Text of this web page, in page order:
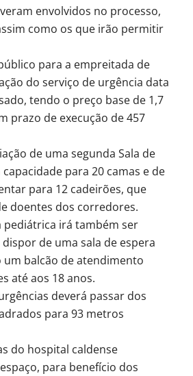
envolvidos no processo,
como os que irão permitir
para a empreitada de
do serviço de urgência data
tendo o preço base de 1,7
prazo de execução de 457
de uma segunda Sala de
capacidade para 20 camas e de
para 12 cadeirões, que
doentes dos corredores.
pediátrica irá também ser
de uma sala de espera
um balcão de atendimento
até aos 18 anos.
deverá passar dos
para 93 metros
do hospital caldense
para benefício dos